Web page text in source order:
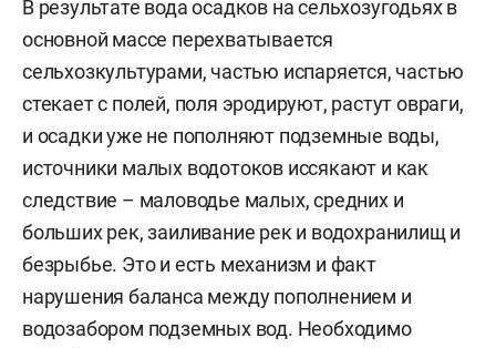
В результате вода осадков на сельхозугодьях в
основной массе перехватывается
сельхозкультурами, частью испаряется, частью
стекает с полей, поля эродируют, растут овраги,
и осадки уже не пополняют подземные воды,
источники малых водотоков иссякают и как
следствие – маловодье малых, средних и
больших рек, заиливание рек и водохранилищ и
безрыбье. Это и есть механизм и факт
нарушения баланса между пополнением и
водозабором подземных вод. Необходимо